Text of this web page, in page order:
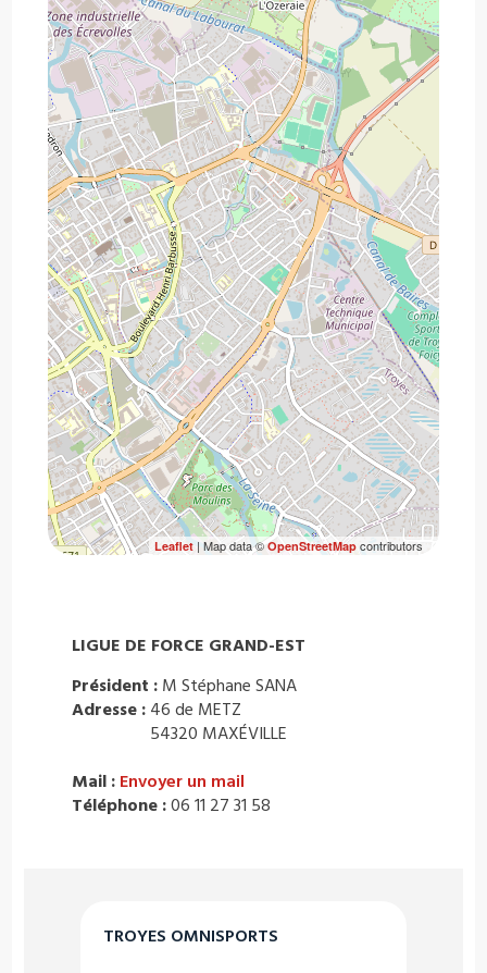
TROYES OMNISPORTS
Leaflet| Map data ©OpenStreetMapcontributors
LIGUE DE FORCE GRAND-EST
Président : M Stéphane SANA
Adresse : 46 de METZ
54320 MAXÉVILLE
Mail : Envoyer un mail
Téléphone :06 11 27 31 58